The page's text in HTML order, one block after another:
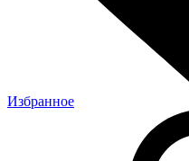
Избранное